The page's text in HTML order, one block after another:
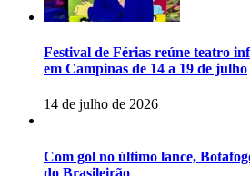
Festival de Férias reúne teatro
em Campinas de 14 a 19 de julho
14 de julho de 2026
Com gol no último lance,
do Brasileirão